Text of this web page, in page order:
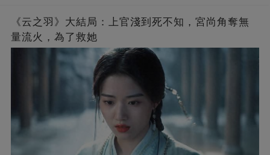
《云之羽》大結局：上官淺到死不知，宮尚角奪無
量流火，為了救她